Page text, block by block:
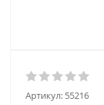
Артикул: 55216